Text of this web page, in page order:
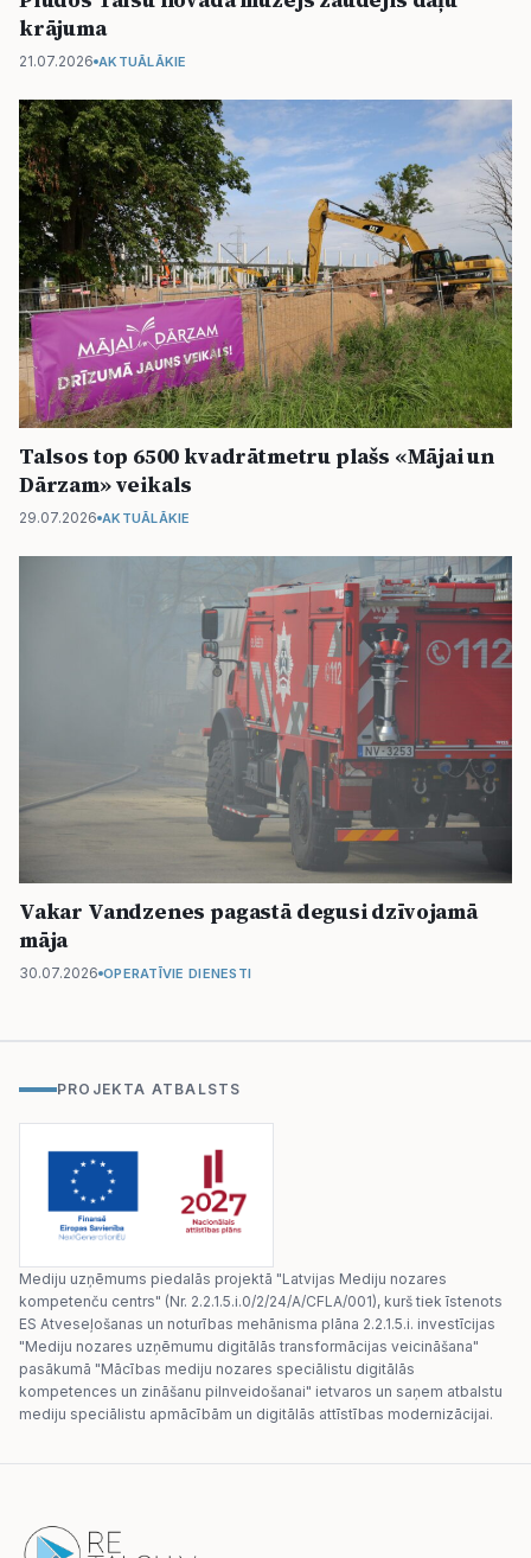
krājuma
21.07.2026 AKTUĀLĀKIE
Talsos top 6500 kvadrātmetru plašs «Mājai un
Dārzam» veikals
29.07.2026 AKTUĀLĀKIE
Vakar Vandzenes pagastā degusi dzīvojamā
māja
30.07.2026 OPERATĪVIE DIENESTI
PROJEKTA ATBALSTS
Mediju uzņēmums piedalās projektā "Latvijas Mediju nozares
kompetenču centrs" (Nr. 2.2.1.5.i.0/2/24/A/CFLA/001), kurš tiek īstenots
ES Atveseļošanas un noturības mehānisma plāna 2.2.1.5.i. investīcijas
"Mediju nozares uzņēmumu digitālās transformācijas veicināšana"
pasākumā "Mācības mediju nozares speciālistu digitālās
kompetences un zināšanu pilnveidošanai" ietvaros un saņem atbalstu
mediju speciālistu apmācībām un digitālās attīstības modernizācijai.